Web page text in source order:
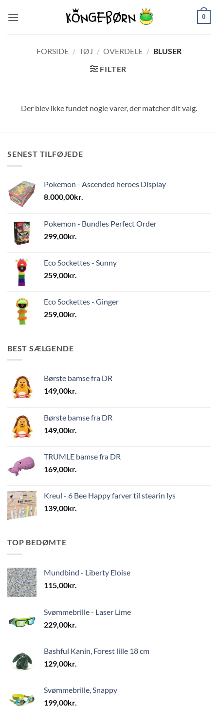
0
FORSIDE / TØJ / OVERDELE / BLUSER
FILTER
Der blev ikke fundet nogle varer, der matcher dit valg.
SENEST TILFØJEDE
Pokemon - Ascended heroes Display
8.000,00kr.
Pokemon - Bundles Perfect Order
299,00kr.
Eco Sockettes - Sunny
259,00kr.
Eco Sockettes - Ginger
259,00kr.
BEST SÆLGENDE
Børste bamse fra DR
149,00kr.
Børste bamse fra DR
149,00kr.
TRUMLE bamse fra DR
169,00kr.
Kreul - 6 Bee Happy farver til stearin lys
139,00kr.
TOP BEDØMTE
Mundbind - Liberty Eloise
115,00kr.
Svømmebrille - Laser Lime
229,00kr.
Bashful Kanin, Forest lille 18 cm
129,00kr.
Svømmebrille, Snappy
199,00kr.